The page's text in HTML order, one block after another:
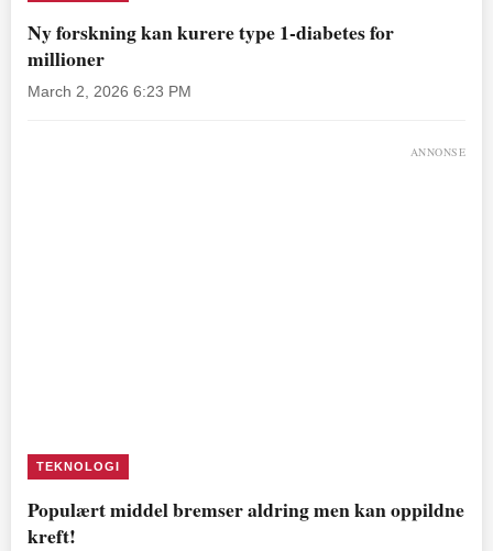
Ny forskning kan kurere type 1-diabetes for
millioner
March 2, 2026 6:23 PM
ANNONSE
TEKNOLOGI
Populært middel bremser aldring men kan oppildne
kreft!